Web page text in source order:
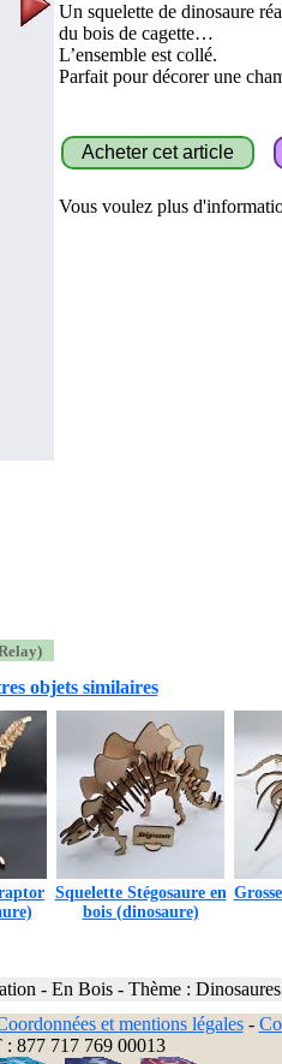
Un squelette de dinosaure
du bois de cagette…
L’ensemble est collé.
Parfait pour décorer une
Vous voulez plus
objets similaires
Squelette Stégosaure en
bois (dinosaure)
- En Bois- Thème : Dinosaures
et mentions légales-
: 877 717 769 00013